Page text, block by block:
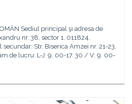
Sediul principal şi adresa de
nr. 38, sector 1, 011824,
Str. Biserica Amzei nr. 21-23,
de lucru: L-J: 9. 00-17. 30 / V: 9. 00-